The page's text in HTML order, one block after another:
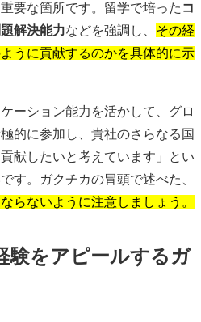
要な箇所です。留学で培った コ
解決能力などを強調し、 その経
うに貢献するのかを具体的に示
ーション能力を活かして、グロ
的に参加し、貴社のさらなる国
献したいと考えています」とい
す。ガクチカの冒頭で述べた、
らないように注意しましょう。
験をアピールするガ